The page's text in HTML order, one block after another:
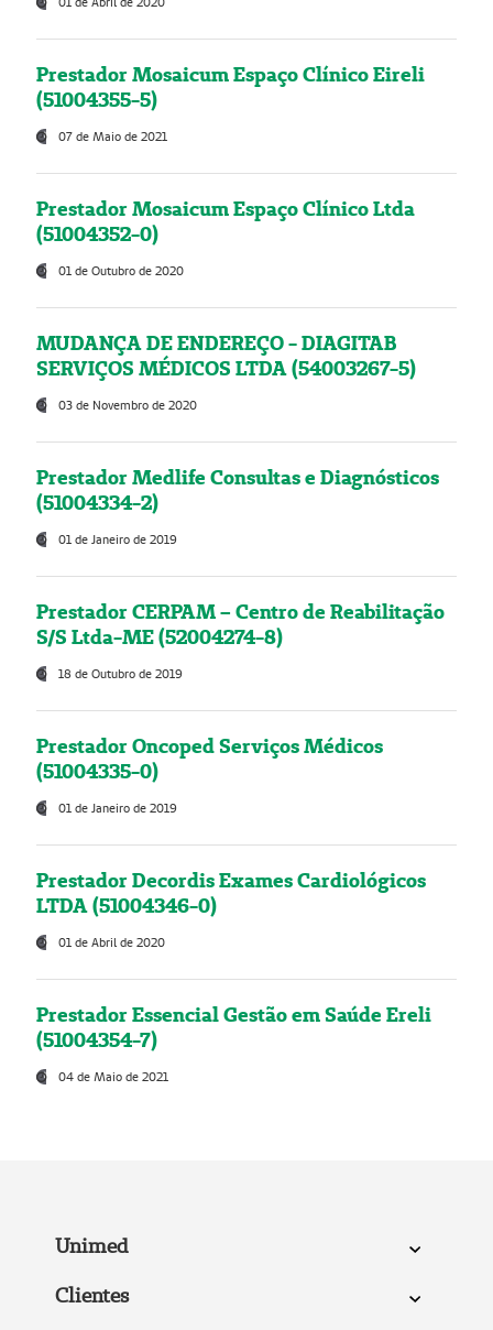
Prestador Mosaicum Espaço Clínico Eireli
(51004355-5)
07 de Maio de 2021
Prestador Mosaicum Espaço Clínico Ltda
(51004352-0)
01 de Outubro de 2020
MUDANÇA DE ENDEREÇO - DIAGITAB
SERVIÇOS MÉDICOS LTDA (54003267-5)
03 de Novembro de 2020
Prestador Medlife Consultas e Diagnósticos
(51004334-2)
01 de Janeiro de 2019
Prestador CERPAM – Centro de Reabilitação
S/S Ltda-ME (52004274-8)
18 de Outubro de 2019
Prestador Oncoped Serviços Médicos
(51004335-0)
01 de Janeiro de 2019
Prestador Decordis Exames Cardiológicos
LTDA (51004346-0)
01 de Abril de 2020
Prestador Essencial Gestão em Saúde Ereli
(51004354-7)
04 de Maio de 2021
Unimed
Clientes